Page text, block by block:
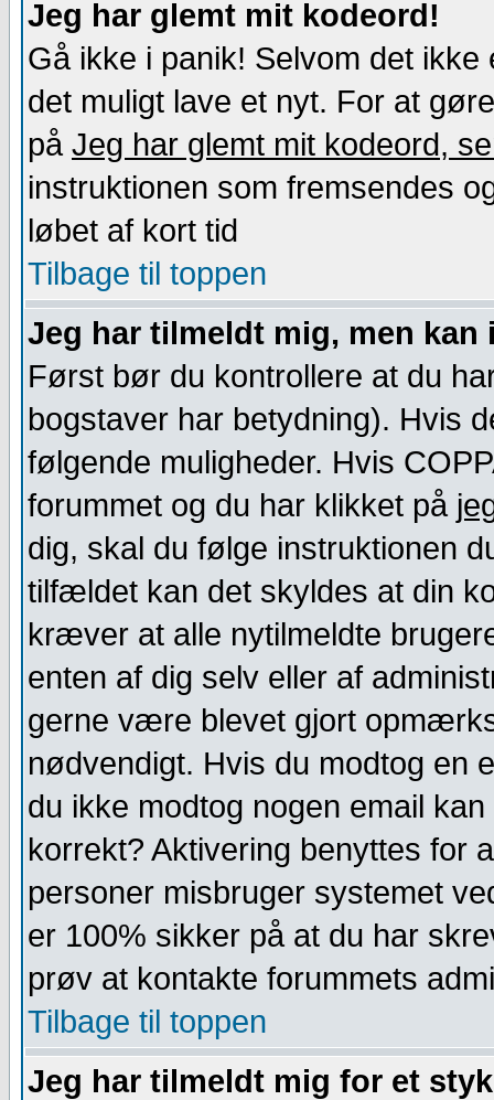
Jeg har glemt mit kodeord!
Gå ikke i panik! Selvom det
det muligt lave et nyt. For at
på Jeg har glemt mit kodeord,
instruktionen som fremsendes
løbet af kort tid
Tilbage til toppen
Jeg har tilmeldt mig, men kan
Først bør du kontrollere at du
bogstaver har betydning). Hvis
følgende muligheder. Hvis
forummet og du har klikket på
dig, skal du følge instruktionen
tilfældet kan det skyldes at din
kræver at alle nytilmeldte
enten af dig selv eller af
gerne være blevet gjort
nødvendigt. Hvis du modtog en
du ikke modtog nogen email
korrekt? Aktivering benyttes for
personer misbruger systemet
er 100% sikker på at du har
prøv at kontakte forummets
Tilbage til toppen
Jeg har tilmeldt mig for et